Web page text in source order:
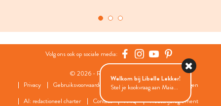
Volg ons ook op sociale media:
© 2026 - Roularta Media Group
Privacy
Gebruiksvoorwaarden Cookies
Cookies instellingen
AI: redactioneel charter
Contact FAQ Wedstrijdreglement
Welkom bij Libelle Lekker!
Stel je kookvraag aan Maia...